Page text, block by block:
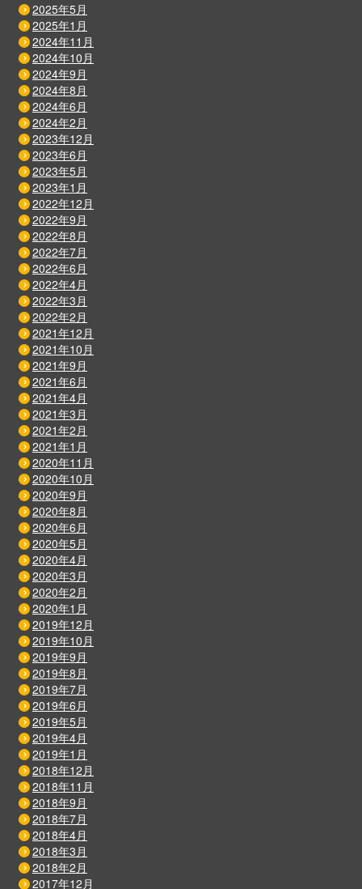
2025年5月
2025年1月
2024年11月
2024年10月
2024年9月
2024年8月
2024年6月
2024年2月
2023年12月
2023年6月
2023年5月
2023年1月
2022年12月
2022年9月
2022年8月
2022年7月
2022年6月
2022年4月
2022年3月
2022年2月
2021年12月
2021年10月
2021年9月
2021年6月
2021年4月
2021年3月
2021年2月
2021年1月
2020年11月
2020年10月
2020年9月
2020年8月
2020年6月
2020年5月
2020年4月
2020年3月
2020年2月
2020年1月
2019年12月
2019年10月
2019年9月
2019年8月
2019年7月
2019年6月
2019年5月
2019年4月
2019年1月
2018年12月
2018年11月
2018年9月
2018年7月
2018年4月
2018年3月
2018年2月
2017年12月